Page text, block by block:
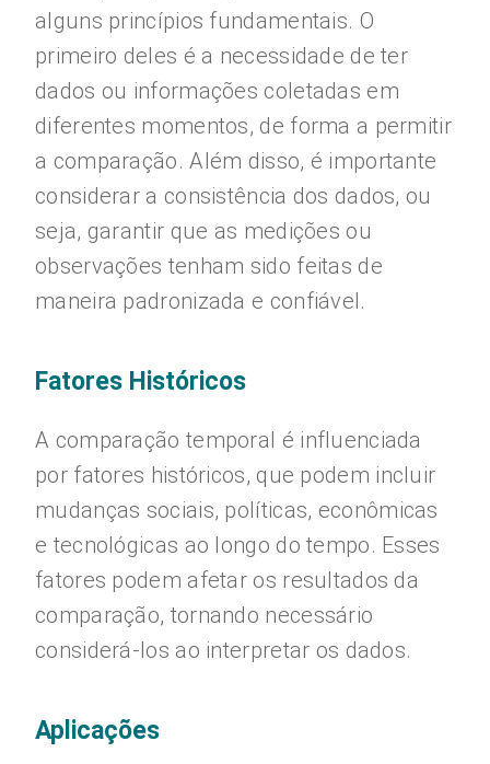
alguns princípios fundamentais. O
primeiro deles é a necessidade de ter
dados ou informações coletadas em
diferentes momentos, de forma a permitir
a comparação. Além disso, é importante
considerar a consistência dos dados, ou
seja, garantir que as medições ou
observações tenham sido feitas de
maneira padronizada e confiável.
Fatores Históricos
A comparação temporal é influenciada
por fatores históricos, que podem incluir
mudanças sociais, políticas, econômicas
e tecnológicas ao longo do tempo. Esses
fatores podem afetar os resultados da
comparação, tornando necessário
considerá-los ao interpretar os dados.
Aplicações